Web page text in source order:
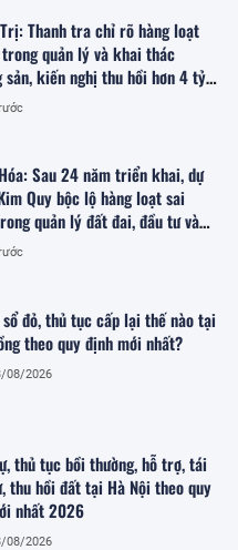
Thanh tra chỉ rõ hàng loạt
quản lý và khai thác
sản, kiến nghị thu hồi hơn 4 tỷ
Sau 24 năm triển khai, dự
Quy bộc lộ hàng loạt sai
quản lý đất đai, đầu tư và
đỏ, thủ tục cấp lại thế nào tại
theo quy định mới nhất?
08/2026
thủ tục bồi thường, hỗ trợ, tái
thu hồi đất tại Hà Nội theo quy
nhất 2026
08/2026